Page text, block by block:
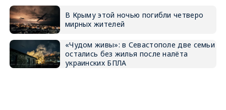
В Крыму этой ночью погибли четверо
мирных жителей
«Чудом живы»: в Севастополе две семьи
остались без жилья после налёта
украинских БПЛА